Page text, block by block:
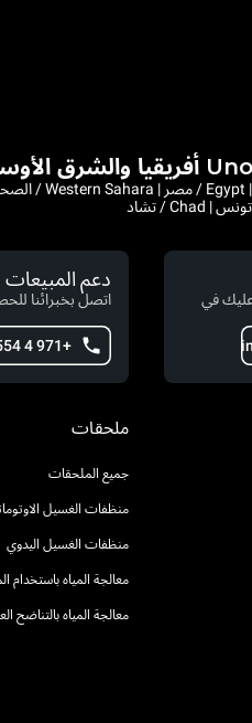
عليك في
دعم المبيعات
اتصل بخبرائنا
+971 4 554 2146
ملحقات
جميع الملحقات
منظفات الغسيل
منظفات الغسيل اليدوي
معالجة المياه باستخدام
معالجة المياه بالتناضح